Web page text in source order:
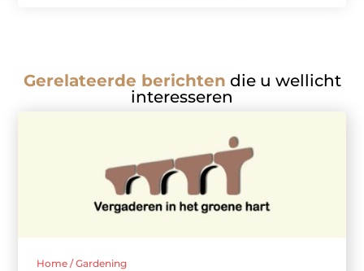
Gerelateerde berichten die u wellicht
interesseren
Home / Gardening